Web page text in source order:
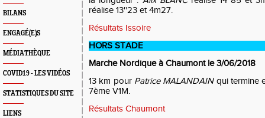
BILANS
ENGAGÉ(E)S
MÉDIATHÈQUE
COVID19 - LES VIDÉOS
STATISTIQUES DU SITE
LIENS
réalise 13''23 et 4m27.
Résultats Issoire
HORS STADE
Marche Nordique à Chaumont le 3/06/2018
13 km pour Patrice MALANDAIN qui termine
7ème V1M.
Résultats Chaumont